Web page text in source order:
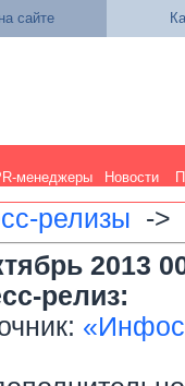
сайте
менеджеры Новости
релизы ->
2013
релиз: